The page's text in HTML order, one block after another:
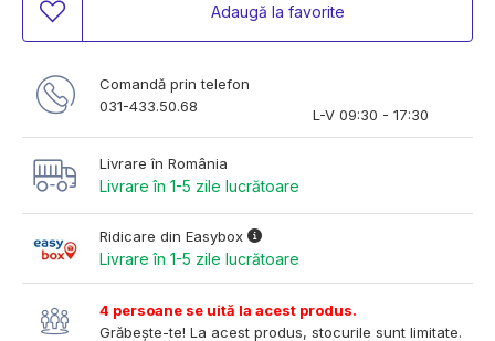
Adaugă la favorite
Comandă prin telefon
031-433.50.68
L-V 09:30 - 17:30
Livrare în România
Livrare în 1-5 zile lucrătoare
Ridicare din Easybox
Livrare în 1-5 zile lucrătoare
4 persoane se uită la acest produs.
Grăbește-te! La acest produs, stocurile sunt limitate.